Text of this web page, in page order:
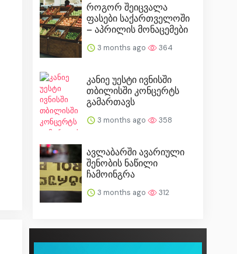
როგორ შეიცვალა
ფასები საქართველოში
– აპრილის მონაცემები
3 months ago 364
კანიე უესტი ივნისში
თბილისში კონცერტს
გამართავს
3 months ago 358
ავლაბარში ავარიული
შენობის ნაწილი
ჩამოინგრა
3 months ago 312